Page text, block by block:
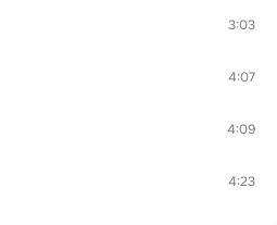
3:03
4:07
4:09
4:23